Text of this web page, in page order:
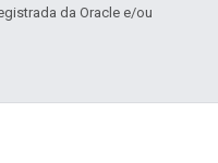
da Oracle e/ou